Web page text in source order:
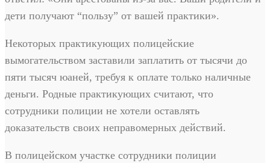
дети получают “пользу” от вашей практики».
Некоторых практикующих полицейские
вымогательством заставили заплатить от тысячи до
пяти тысяч юаней, требуя к оплате только наличные
деньги. Родные практикующих считают, что
сотрудники полиции не хотели оставлять
доказательств своих неправомерных действий.
В полицейском участке сотрудники полиции